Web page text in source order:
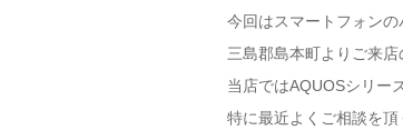
今回はスマートフォン
三島郡島本町よりご来
当店ではAQUOSシリー
特に最近よくご相談を頂